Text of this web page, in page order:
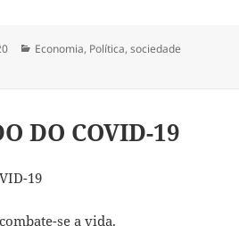
Categorias
Economia, Política,sociedade
DO COVID-19
19
se a vida.